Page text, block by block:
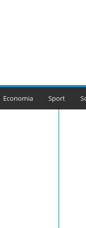
Economia Sport